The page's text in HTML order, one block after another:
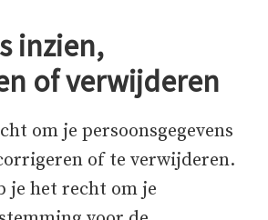
inzien,
of verwijderen
om je persoonsgegevens
of te verwijderen.
je het recht om je